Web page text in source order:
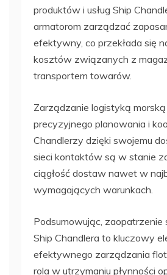
produktów i usług Ship
armatorom zarządzać
efektywny, co przekłada się
kosztów związanych z
transportem towarów.
Zarządzanie logistyką
precyzyjnego planowania i
Chandlerzy dzięki swojemu
sieci kontaktów są w stanie
ciągłość dostaw nawet w
wymagających warunkach.
Podsumowując,
Ship Chandlera to kluczowy
efektywnego zarządzania
rola w utrzymaniu płynności